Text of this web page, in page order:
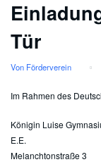
Tür
Von Förderverein
Im Rahmen des
Königin Luise
E.E.
Melanchtonstraße 3